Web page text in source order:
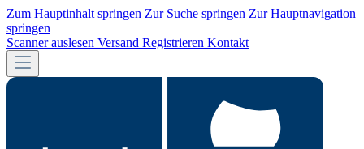
Zum Hauptinhalt springen Zur Suche springen Zur Hauptnavigation
springen
Scanner auslesen Versand Registrieren Kontakt